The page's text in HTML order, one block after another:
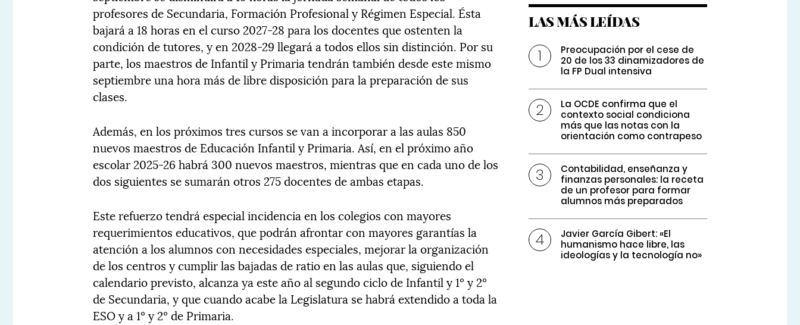
profesores de Secundaria, Formación Profesional y Régimen Especial. Ésta
bajará a 18 horas en el curso 2027-28 para los docentes que ostenten la
condición de tutores, y en 2028-29 llegará a todos ellos sin distinción. Por su
parte, los maestros de Infantil y Primaria tendrán también desde este mismo
septiembre una hora más de libre disposición para la preparación de sus
clases.
Además, en los próximos tres cursos se van a incorporar a las aulas 850
nuevos maestros de Educación Infantil y Primaria. Así, en el próximo año
escolar 2025-26 habrá 300 nuevos maestros, mientras que en cada uno de los
dos siguientes se sumarán otros 275 docentes de ambas etapas.
Este refuerzo tendrá especial incidencia en los colegios con mayores
requerimientos educativos, que podrán afrontar con mayores garantías la
atención a los alumnos con necesidades especiales, mejorar la organización
de los centros y cumplir las bajadas de ratio en las aulas que, siguiendo el
calendario previsto, alcanza ya este año al segundo ciclo de Infantil y 1º y 2º
de Secundaria, y que cuando acabe la Legislatura se habrá extendido a toda la
ESO y a 1º y 2º de Primaria.
LAS MÁS LEÍDAS
Preocupación por el cese de
20 de los 33 dinamizadores de
la FP Dual intensiva
La OCDE confirma que el
contexto social condiciona
más que las notas con la
orientación como contrapeso
Contabilidad, enseñanza y
finanzas personales: la receta
de un profesor para formar
alumnos más preparados
Javier García Gibert: «El
humanismo hace libre, las
ideologías y la tecnología no»